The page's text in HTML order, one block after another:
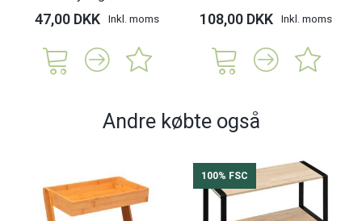
47,00 DKK Inkl. moms 108,00 DKK Inkl. moms
Andre købte også
100% FSC